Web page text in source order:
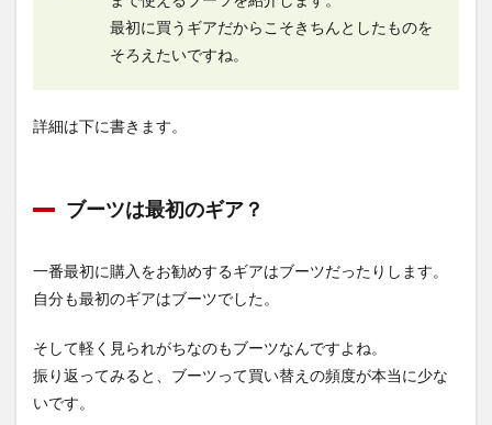
最初に買うギアだからこそきちんとしたものを
そろえたいですね。
詳細は下に書きます。
ブーツは最初のギア？
一番最初に購入をお勧めするギアはブーツだったりします。
自分も最初のギアはブーツでした。
そして軽く見られがちなのもブーツなんですよね。
振り返ってみると、ブーツって買い替えの頻度が本当に少な
いです。